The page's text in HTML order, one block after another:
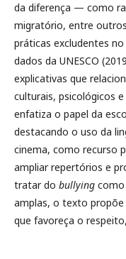
da diferença — como
migratório, entre
práticas excludentes
dados da UNESCO
explicativas que
culturais, psicológicos
enfatiza o papel da
destacando o uso da
cinema, como recurso
ampliar repertórios e
tratar do bullying como
amplas, o texto propõe
que favoreça o